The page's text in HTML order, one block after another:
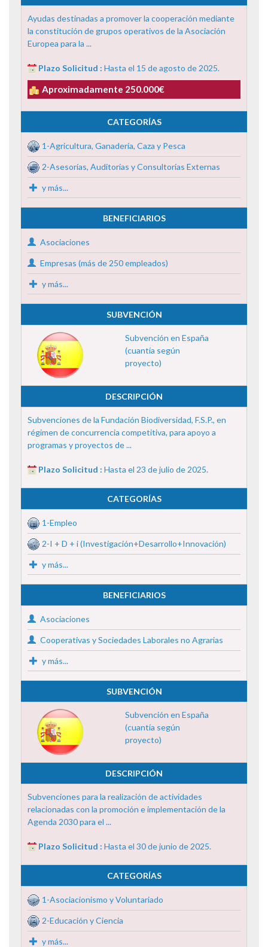
Ayudas destinadas a promover la cooperación mediante
la constitución de grupos operativos de la Asociación
Europea para la ...
Plazo Solicitud : Hasta el 15 de agosto de 2025.
Aproximadamente 250.000€
CATEGORÍAS
1-Agricultura, Ganadería, Caza y Pesca
2-Asesorías, Auditorías y Consultorías Externas
y más...
BENEFICIARIOS
Asociaciones
Empresas (más de 250 empleados)
y más...
SUBVENCIÓN
Subvención en España
(cuantía según
proyecto)
DESCRIPCIÓN
Subvenciones de la Fundación Biodiversidad, F.S.P., en
régimen de concurrencia competitiva, para apoyo a
programas y proyectos de ...
Plazo Solicitud : Hasta el 23 de julio de 2025.
CATEGORÍAS
1-Empleo
2-I + D + i (Investigación+Desarrollo+Innovación)
y más...
BENEFICIARIOS
Asociaciones
Cooperativas y Sociedades Laborales no Agrarias
y más...
SUBVENCIÓN
Subvención en España
(cuantía según
proyecto)
DESCRIPCIÓN
Subvenciones para la realización de actividades
relacionadas con la promoción e implementación de la
Agenda 2030 para el ...
Plazo Solicitud : Hasta el 30 de junio de 2025.
CATEGORÍAS
1-Asociacionismo y Voluntariado
2-Educación y Ciencia
y más...